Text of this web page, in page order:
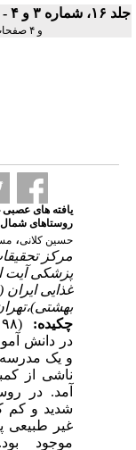
جلد ۱۶، شماره ۳ و ۴ - ( مهر - اسفند ۱۳۷۱ )
و ۴ صفحات ۶۵-۶۱
یافته های
روستاهای شمال
حسین کلانی،
مرکز
پزشکی آیت
غذایی
چکیده:
(۲۰۹۸ مشاهده)
در دانش
و یک مدرسه
ناشی از
آمد. در
شدید و کم
غیر طبیعی
موجود